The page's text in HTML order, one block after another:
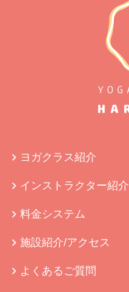
ヨガクラス紹介
インストラクター紹介
料金システム
施設紹介/アクセス
よくあるご質問